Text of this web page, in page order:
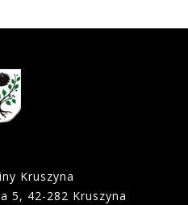
Kruszyna
5, 42-282 Kruszyna